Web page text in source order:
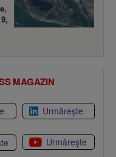
MAGAZIN
Urmărește
Urmărește